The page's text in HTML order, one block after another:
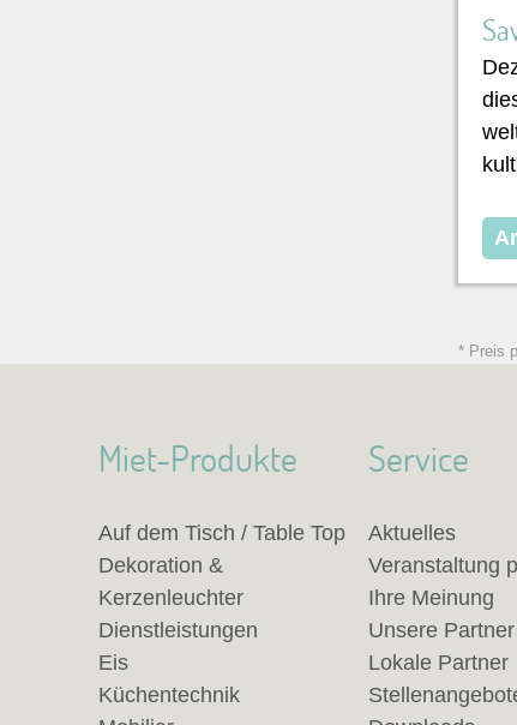
* Preis
Miet-Produkte
Auf dem Tisch / Table Top
Dekoration &
Kerzenleuchter
Dienstleistungen
Eis
Küchentechnik
Service
Aktuelles
Veranstaltung
Ihre Meinung
Unsere Partner
Lokale Partner